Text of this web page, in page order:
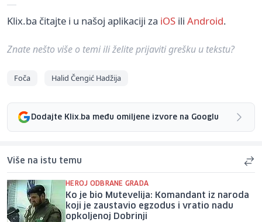
Klix.ba čitajte i u našoj aplikaciji za iOS ili Android.
Znate nešto više o temi ili želite prijaviti grešku u tekstu?
Foča Halid Čengić Hadžija
Dodajte Klix.ba među omiljene izvore na Googlu
Više na istu temu
HEROJ ODBRANE GRADA
Ko je bio Mutevelija: Komandant iz naroda
koji je zaustavio egzodus i vratio nadu
opkoljenoj Dobrinji